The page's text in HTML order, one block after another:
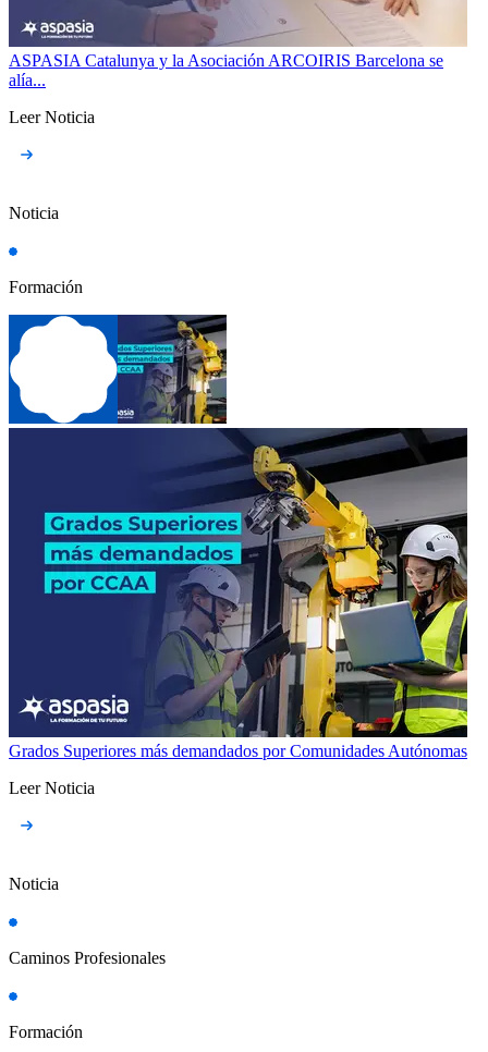
ASPASIA Catalunya y la Asociación ARCOIRIS Barcelona se
alía...
Leer Noticia
Noticia
Formación
Grados Superiores más demandados por Comunidades Autónomas
Leer Noticia
Noticia
Caminos Profesionales
Formación